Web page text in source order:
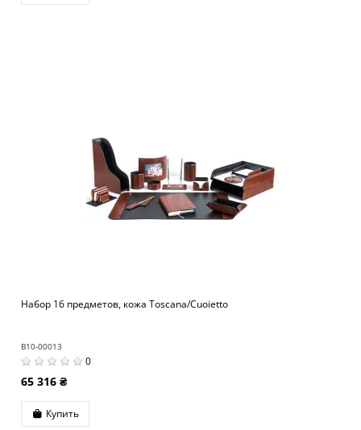
Набор 16 предметов, кожа Toscana/Cuoietto
B10-00013
0
65 316 ₴
Купить